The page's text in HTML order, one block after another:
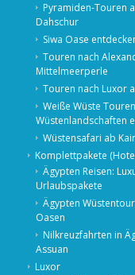
Pyramiden-Touren
Dahschur
Siwa Oase
Touren nach
Mittelmeerperle
Touren nach Luxor
Weiße Wüste
Wüstenlandschaften
Wüstensafari ab
Komplettpakete
Ägypten Reisen:
Urlaubspakete
Ägypten
Oasen
Nilkreuzfahrten in
Assuan
Luxor